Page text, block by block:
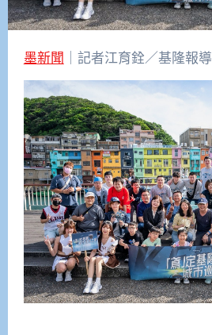
墨新聞 ｜記者江育銓／基隆報導